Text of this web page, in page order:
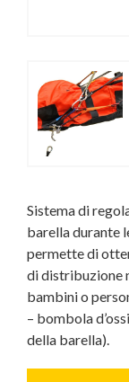
Sistema di
barella durante
permette di
di distribuzione
bambini o
– bombola
della barella).